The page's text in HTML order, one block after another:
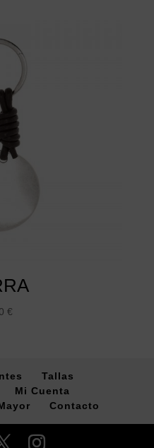
€
Tallas
Mi Cuenta
Contacto